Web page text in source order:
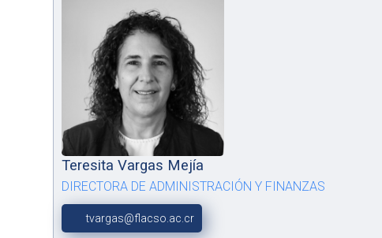
Teresita Vargas Mejía
DIRECTORA DE ADMINISTRACIÓN Y FINANZAS
tvargas@flacso.ac.cr